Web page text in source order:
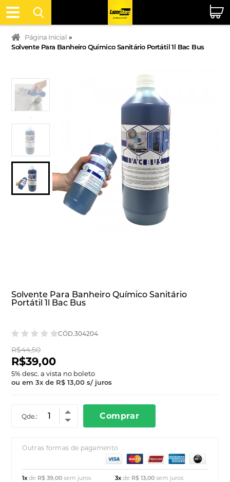
Página Inicial »
Solvente Para Banheiro Químico Sanitário Portátil 1l Bac Bus
Solvente Para Banheiro Químico Sanitário
Portátil 1l Bac Bus
CÓD.304204
R$44,50
R$39,00
5% desc. a vista no boleto
ou em3x de R$ 13,00 s/ juros
Qde.: Comprar
Outras formas de pagamento
1xde R$ 39,00 sem juros
3x de R$ 13,00sem juros